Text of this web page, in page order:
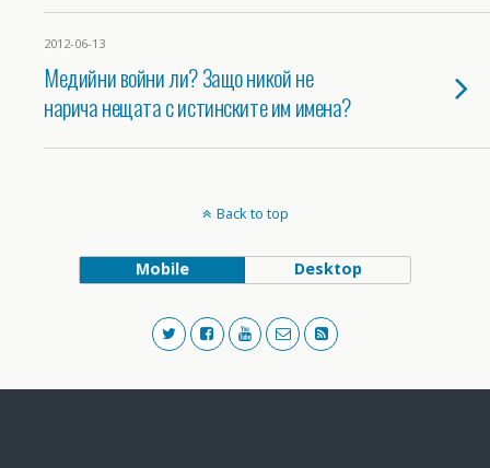
2012-06-13
Медийни войни ли? Защо никой не
нарича нещата с истинските им имена?
Back to top
Mobile Desktop